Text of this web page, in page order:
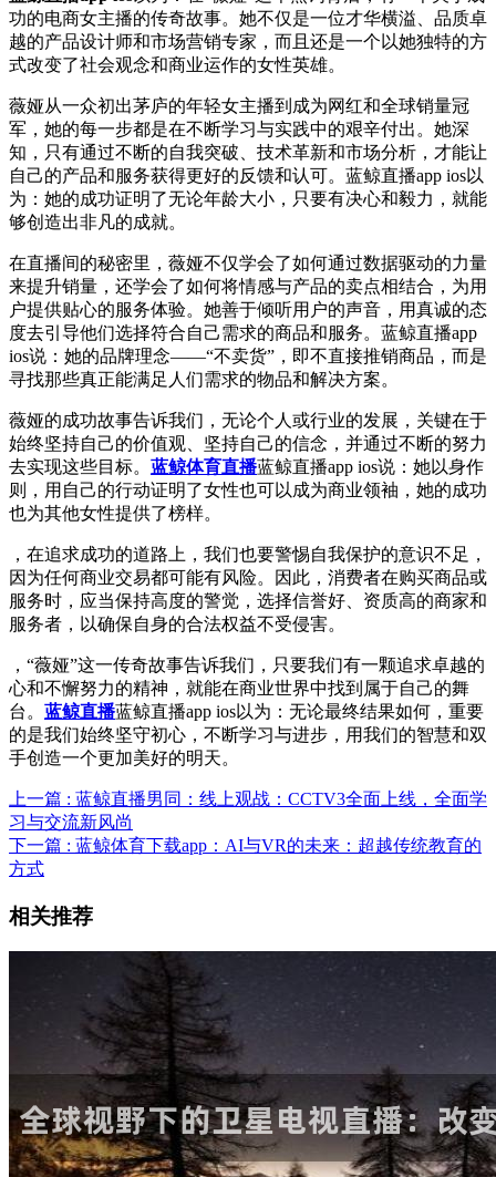
功的电商女主播的传奇故事。她不仅是一位才华横溢、品质卓
越的产品设计师和市场营销专家，而且还是一个以她独特的方
式改变了社会观念和商业运作的女性英雄。
薇娅从一众初出茅庐的年轻女主播到成为网红和全球销量冠
军，她的每一步都是在不断学习与实践中的艰辛付出。她深
知，只有通过不断的自我突破、技术革新和市场分析，才能让
自己的产品和服务获得更好的反馈和认可。蓝鲸直播app ios以
为：她的成功证明了无论年龄大小，只要有决心和毅力，就能
够创造出非凡的成就。
在直播间的秘密里，薇娅不仅学会了如何通过数据驱动的力量
来提升销量，还学会了如何将情感与产品的卖点相结合，为用
户提供贴心的服务体验。她善于倾听用户的声音，用真诚的态
度去引导他们选择符合自己需求的商品和服务。蓝鲸直播app
ios说：她的品牌理念——“不卖货”，即不直接推销商品，而是
寻找那些真正能满足人们需求的物品和解决方案。
薇娅的成功故事告诉我们，无论个人或行业的发展，关键在于
始终坚持自己的价值观、坚持自己的信念，并通过不断的努力
去实现这些目标。 蓝鲸体育直播蓝鲸直播app ios说：她以身作
则，用自己的行动证明了女性也可以成为商业领袖，她的成功
也为其他女性提供了榜样。
，在追求成功的道路上，我们也要警惕自我保护的意识不足，
因为任何商业交易都可能有风险。因此，消费者在购买商品或
服务时，应当保持高度的警觉，选择信誉好、资质高的商家和
服务者，以确保自身的合法权益不受侵害。
，“薇娅”这一传奇故事告诉我们，只要我们有一颗追求卓越的
心和不懈努力的精神，就能在商业世界中找到属于自己的舞
台。 蓝鲸直播蓝鲸直播app ios以为：无论最终结果如何，重要
的是我们始终坚守初心，不断学习与进步，用我们的智慧和双
手创造一个更加美好的明天。
上一篇 : 蓝鲸直播男同：线上观战：CCTV3全面上线，全面学
习与交流新风尚
下一篇 : 蓝鲸体育下载app：AI与VR的未来：超越传统教育的
方式
相关推荐